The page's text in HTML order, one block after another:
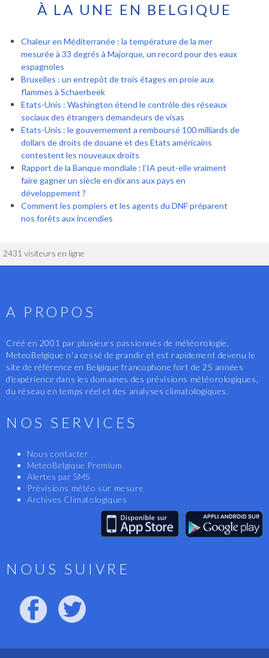
À LA UNE EN BELGIQUE
Chaleur en Méditerranée : la température de la mer
mesurée à 33 degrés à Majorque, un record pour des eaux
espagnoles
Bruxelles : un entrepôt de trois étages en proie aux
flammes à Schaerbeek
Etats-Unis : Washington étend le contrôle des réseaux
sociaux des étrangers demandeurs de visas
Etats-Unis : le gouvernement a remboursé 100 milliards de
dollars de droits de douane et des Etats américains
contestent les nouveaux droits
Rapport de la Banque mondiale : l’IA peut-elle vraiment
faire gagner un siècle en dix ans aux pays en
développement ?
Comment les pompiers et les agents du DNF préparent
nos forêts aux incendies
2431 visiteurs en ligne
A PROPOS
Créé en 2001 par plusieurs passionnés de météorologie,
MeteoBelgique n'a cessé de grandir et est rapidement devenu le
site de référence en Belgique francophone fort de 25 années
d'expérience dans les domaines des prévisions météorologiques,
du réseau en temps réel et des analyses climatologiques.
NOS SERVICES
Nous contacter
MeteoBelgique Premium
Alertes par SMS
Prévisions météo sur mesure
Archives Climatologiques
NOUS SUIVRE